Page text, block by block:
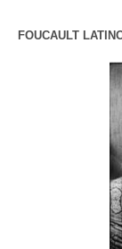
FOUCAULT